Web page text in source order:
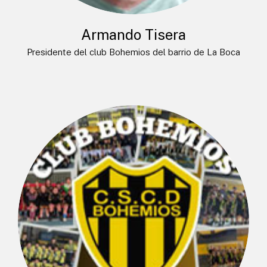
Armando Tisera
Presidente del club Bohemios del barrio de La Boca